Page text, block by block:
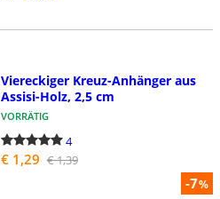
-7%
Viereckiger Kreuz-Anhänger aus
Assisi-Holz, 2,5 cm
VORRÄTIG
4
€ 1,29 € 1,39